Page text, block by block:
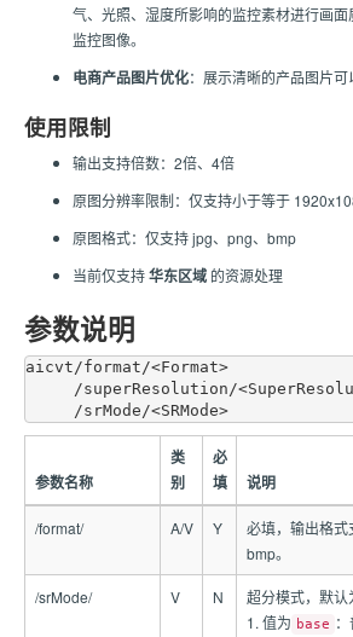
气、光照、湿度所影响的监控素材进行画
监控图像。
电商产品图片优化：展示清晰的产品图片可
使用限制
输出支持倍数：2倍、4倍
原图分辨率限制：仅支持小于等于
原图格式：仅支持 jpg、png、bmp
当前仅支持华东区域 的资源处理
参数说明
aicvt/format/<Format>
参数名称
类
别
必
填
说明
/format/ A/V Y
必填，输出格式
bmp。
/srMode/ V N
超分模式，默认
1. 值为 base